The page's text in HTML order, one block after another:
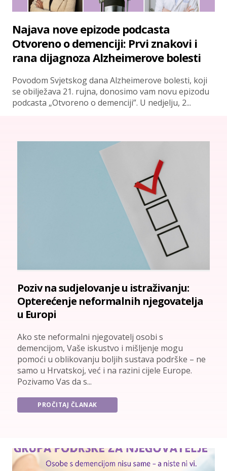
Najava nove epizode podcasta
Otvoreno o demenciji: Prvi znakovi i
rana dijagnoza Alzheimerove bolesti
Povodom Svjetskog dana Alzheimerove bolesti, koji
se obilježava 21. rujna, donosimo vam novu epizodu
podcasta „Otvoreno o demenciji”. U nedjelju, 2...
Poziv na sudjelovanje u istraživanju:
Opterećenje neformalnih njegovatelja
u Europi
Ako ste neformalni njegovatelj osobi s
demencijom, Vaše iskustvo i mišljenje mogu
pomoći u oblikovanju boljih sustava podrške – ne
samo u Hrvatskoj, već i na razini cijele Europe.
Pozivamo Vas da s...
PROČITAJ ČLANAK